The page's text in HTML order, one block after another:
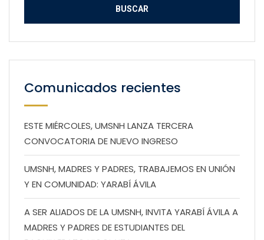
Comunicados recientes
ESTE MIÉRCOLES, UMSNH LANZA TERCERA
CONVOCATORIA DE NUEVO INGRESO
UMSNH, MADRES Y PADRES, TRABAJEMOS EN UNIÓN
Y EN COMUNIDAD: YARABÍ ÁVILA
A SER ALIADOS DE LA UMSNH, INVITA YARABÍ ÁVILA A
MADRES Y PADRES DE ESTUDIANTES DEL